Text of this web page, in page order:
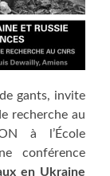
gants, invite
recherche au
à l’École
conférence
en Ukraine